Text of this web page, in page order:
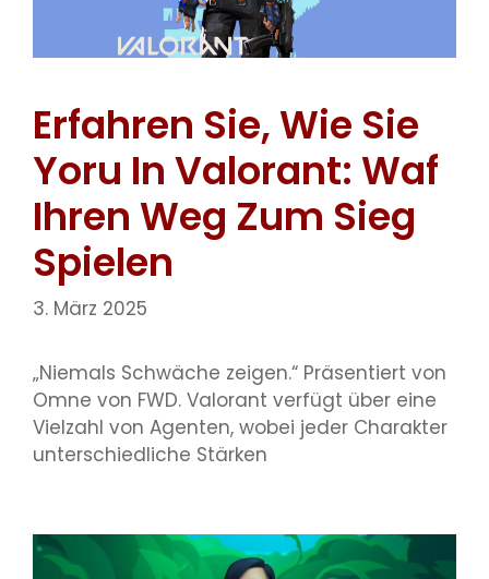
Erfahren Sie, Wie Sie
Yoru In Valorant: Waf
Ihren Weg Zum Sieg
Spielen
3. März 2025
„Niemals Schwäche zeigen.“ Präsentiert von
Omne von FWD. Valorant verfügt über eine
Vielzahl von Agenten, wobei jeder Charakter
unterschiedliche Stärken